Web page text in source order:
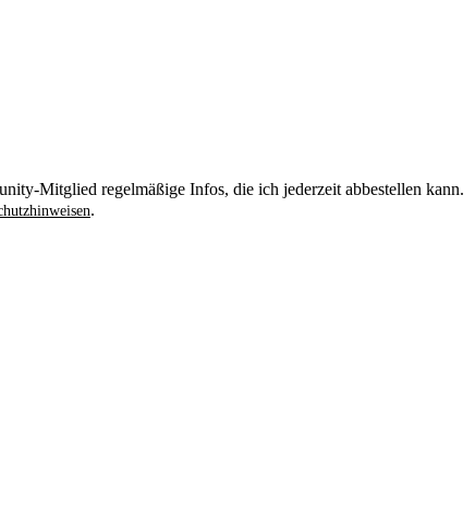
Mitglied regelmäßige Infos, die ich jederzeit abbestellen kann.
.